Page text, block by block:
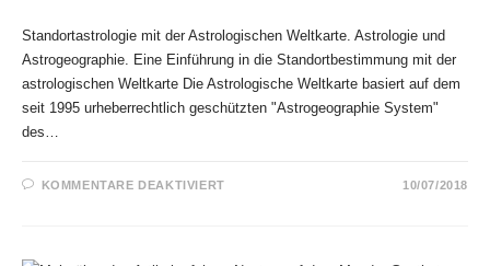
Standortastrologie mit der Astrologischen Weltkarte. Astrologie und
Astrogeographie. Eine Einführung in die Standortbestimmung mit der
astrologischen Weltkarte Die Astrologische Weltkarte basiert auf dem
seit 1995 urheberrechtlich geschützten "Astrogeographie System"
des…
KOMMENTARE DEAKTIVIERTFÜR
10/07/2018